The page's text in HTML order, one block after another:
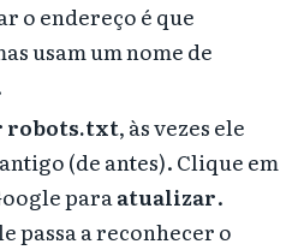
o endereço é que
usam um nome de
robots.txt, às vezes ele
(de antes). Clique em
paraatualizar.
passa a reconhecer o